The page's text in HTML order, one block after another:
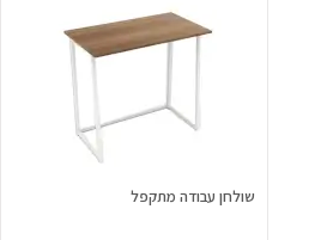
שולחן עבודה מתקפל